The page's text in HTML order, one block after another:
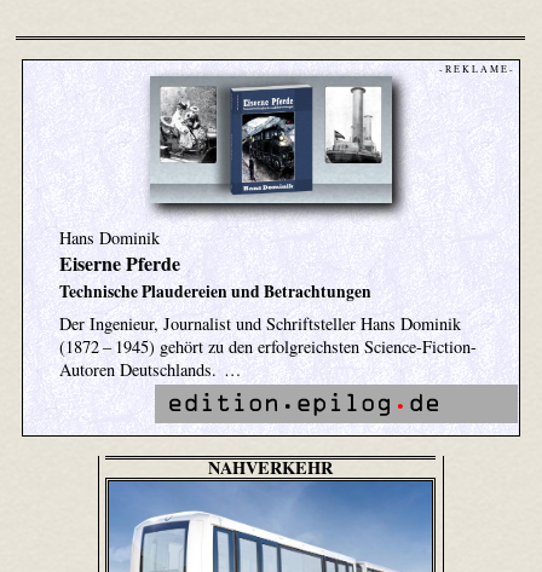
- R E K L A M E -
Hans Dominik
Eiserne Pferde
Technische Plaudereien und Betrachtungen
Der Ingenieur, Journalist und Schriftsteller Hans Dominik
(1872 – 1945) gehört zu den erfolgreichsten Science-Fiction-
Autoren Deutschlands. …
NAHVERKEHR